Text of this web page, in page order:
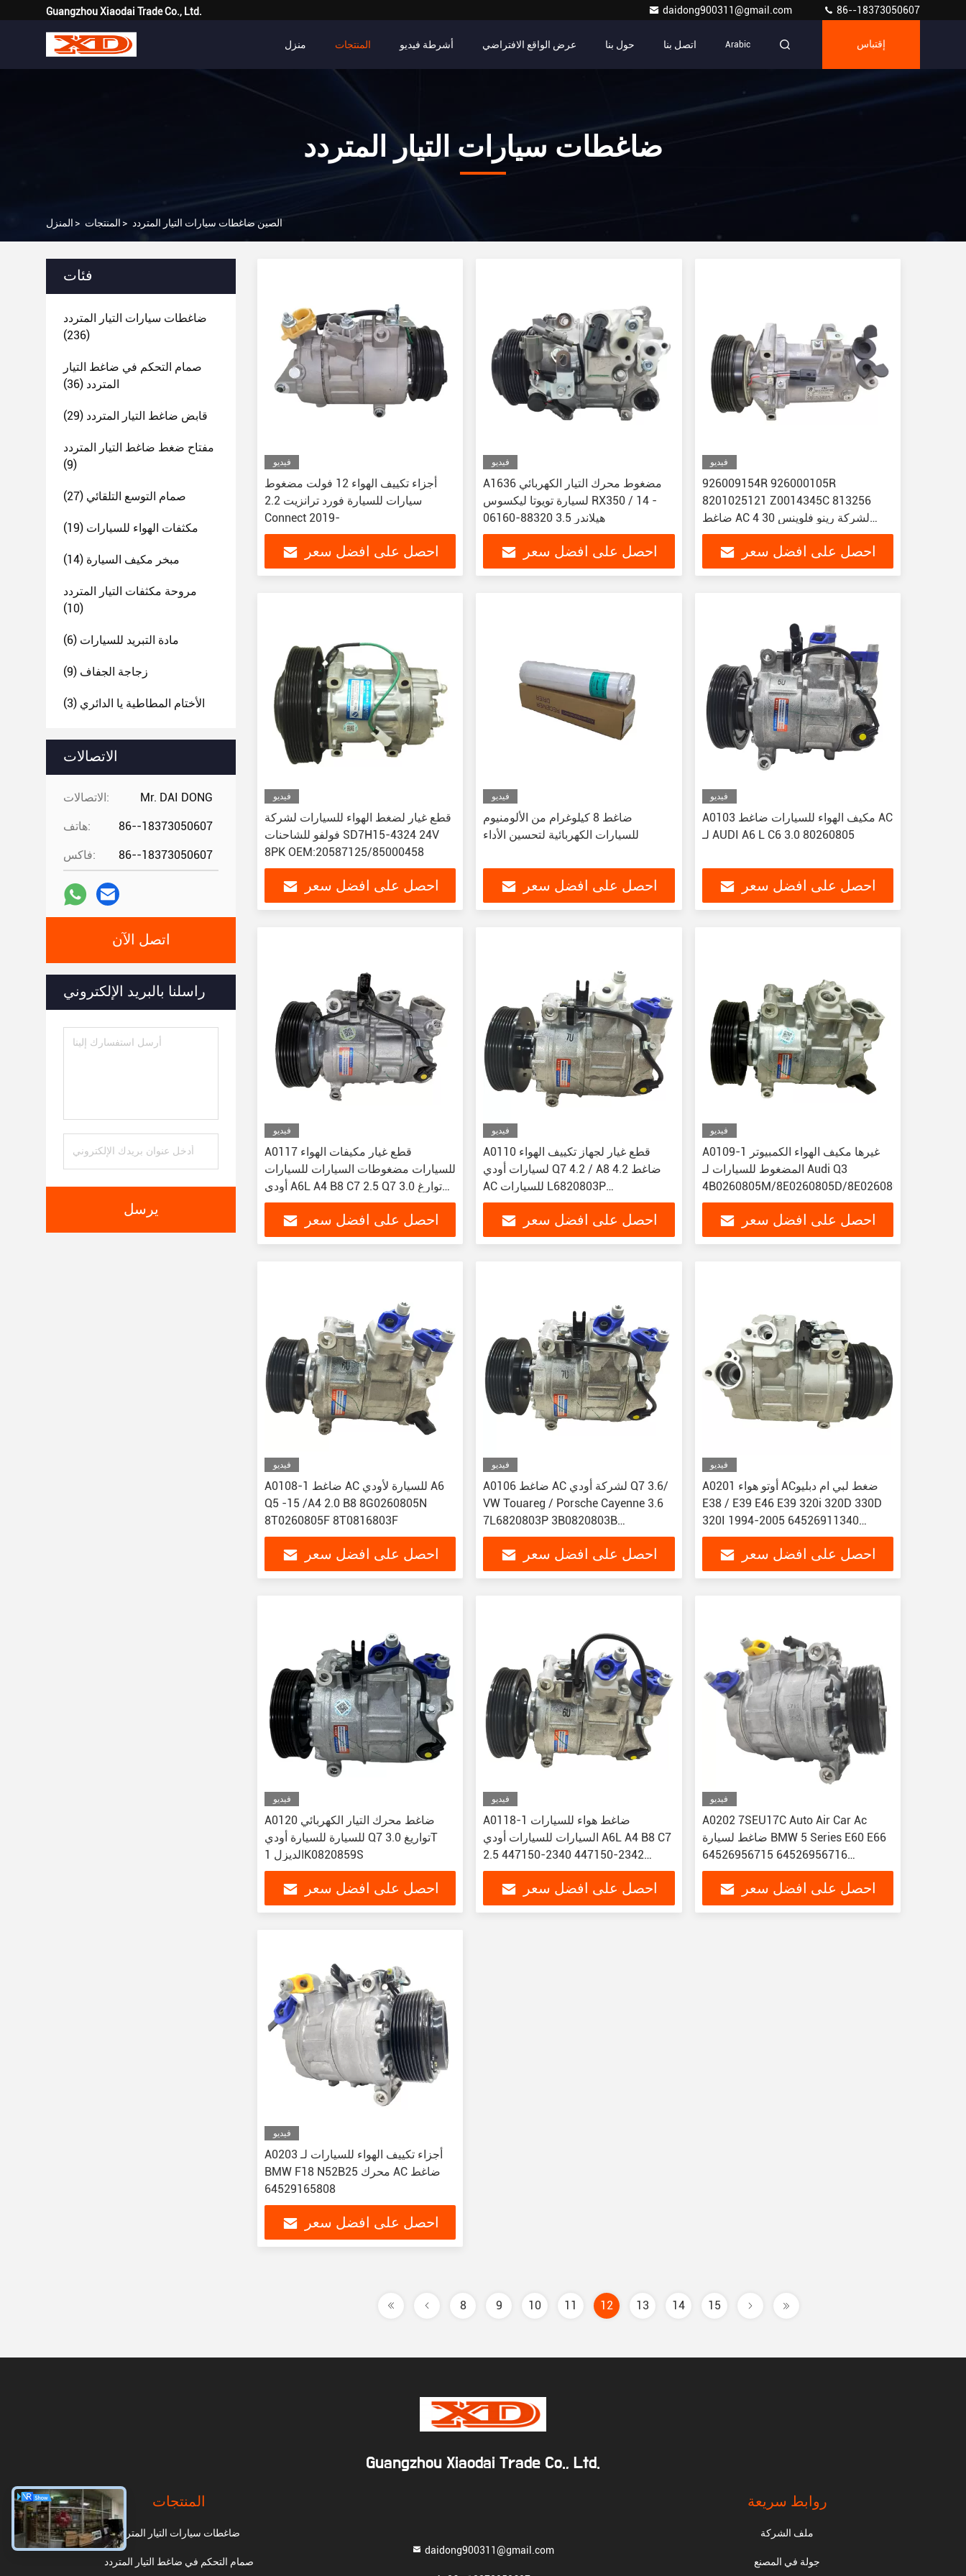
Guangzhou Xiaodai Trade Co., Ltd. daidong900311@gmail.com 86--18373050607
منزل المنتجات أشرطة فيديو عرض الواقع الافتراضي حول بنا اتصل بنا Arabic إقتباس
ضاغطات سيارات التيار المتردد
المنزل > المنتجات > الصين ضاغطات سيارات التيار المتردد
فئات
ضاغطات سيارات التيار المتردد
(236)
صمام التحكم في ضاغط التيار
المتردد (36)
قابض ضاغط التيار المتردد (29)
مفتاح ضغط ضاغط التيار المتردد
(9)
صمام التوسع التلقائي (27)
مكثفات الهواء للسيارات (19)
مبخر مكيف السيارة (14)
مروحة مكثفات التيار المتردد
(10)
مادة التبريد للسيارات (6)
زجاجة الجفاف (9)
الأختام المطاطية يا الدائري (3)
الاتصالات
الاتصالات: Mr. DAI DONG
هاتف: 86--18373050607
فاكس: 86--18373050607
اتصل الآن
راسلنا بالبريد الإلكتروني
يرسل
فيديو
أجزاء تكييف الهواء 12 فولت مضغوط
سيارات للسيارة فورد ترانزيت 2.2
Connect 2019-
احصل على افضل سعر
فيديو
A1636 مضغوط محرك التيار الكهربائي
لسيارة تويوتا ليكسوس RX350 / 14 -
هيلاندر 3.5 88320-06160
احصل على افضل سعر
فيديو
926009154R 926000105R
8201025121 Z0014345C 813256
ضاغط AC لشركة رينو فلوينس 30 4
قطع / 1 مربع ياريس 2019 Compres
احصل على افضل سعر
فيديو
قطع غيار لضغط الهواء للسيارات لشركة
فولفو للشاحنات SD7H15-4324 24V
8PK OEM:20587125/85000458
احصل على افضل سعر
فيديو
ضاغط 8 كيلوغرام من الألومنيوم
للسيارات الكهربائية لتحسين الأداء
احصل على افضل سعر
فيديو
A0103 مكيف الهواء للسيارات ضاغط AC
لـ AUDI A6 L C6 3.0 80260805
احصل على افضل سعر
فيديو
A0117 قطع غيار مكيفات الهواء
للسيارات مضغوطات السيارات للسيارات
أودي A6L A4 B8 C7 2.5 Q7 3.0 توارغ
8T0260805E 8T0260805N
احصل على افضل سعر
فيديو
A0110 قطع غيار لجهاز تكييف الهواء
لسيارات أودي Q7 4.2 / A8 4.2 ضاغط
AC للسيارات L6820803P
3B0820803B 3B0820803A
احصل على افضل سعر
فيديو
A0109-1 غيرها مكيف الهواء الكمبيوتر
المضغوط للسيارات لـ Audi Q3
4B0260805M/8E0260805D/8E0260805AB
احصل على افضل سعر
فيديو
A0108-1 ضاغط AC للسيارة لأودي A6
Q5 -15 /A4 2.0 B8 8G0260805N
8T0260805F 8T0816803F
احصل على افضل سعر
فيديو
A0106 ضاغط AC لشركة أودي Q7 3.6/
VW Touareg / Porsche Cayenne 3.6
7L6820803P 3B0820803B
3B0820803A
احصل على افضل سعر
فيديو
A0201 أوتو هواء ACضغط لبي ام دبليو
E38 / E39 E46 E39 320i 320D 330D
320I 1994-2005 64526911340
64528385922 WXBM011
احصل على افضل سعر
فيديو
A0120 ضاغط محرك التيار الكهربائي
للسيارة للسيارة أودي Q7 تواريغ 3.0T
الديزل 1K0820859S
احصل على افضل سعر
فيديو
A0118-1 ضاغط هواء للسيارات
السيارات للسيارات أودي A6L A4 B8 C7
2.5 447150-2340 447150-2342
447150-2343 447150-2348 447190-
3400
احصل على افضل سعر
فيديو
A0202 7SEU17C Auto Air Car Ac
ضاغط لسيارة BMW 5 Series E60 E66
64526956715 64526956716
64509174803 64509180549
احصل على افضل سعر
فيديو
A0203 أجزاء تكييف الهواء للسيارات لـ
BMW F18 N52B25 محرك AC ضاغط
64529165808
احصل على افضل سعر
8 9 10 11 12 13 14 15
Guangzhou Xiaodai Trade Co., Ltd.
المنتجات
ضاغطات سيارات التيار المتردد
صمام التحكم في ضاغط التيار المتردد
daidong900311@gmail.com
روابط سريعة
ملف الشركة
جولة في المصنع